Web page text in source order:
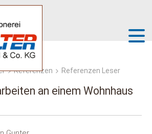
Referenzen Referenzen Leser
an einem Wohnhaus